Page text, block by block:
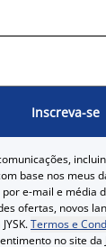
Inscreva-se
base nos meus
e-mail e média
ofertas, novos
Termos e
no site da